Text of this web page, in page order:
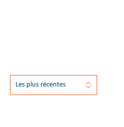
Les plus récentes